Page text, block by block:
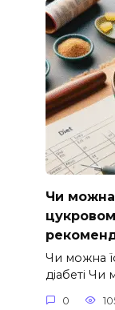
Чи можна
Чи можна
діабеті Чи
0